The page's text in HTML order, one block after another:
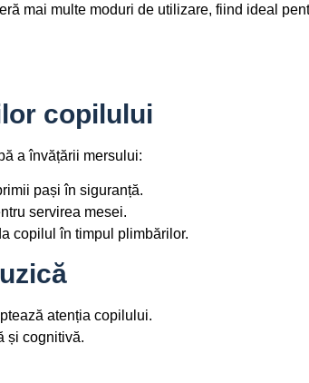
mai multe moduri de utilizare, fiind ideal
copilului
a învățării mersului:
pași în siguranță.
servirea mesei.
copilul în timpul plimbărilor.
atenția copilului.
și cognitivă.